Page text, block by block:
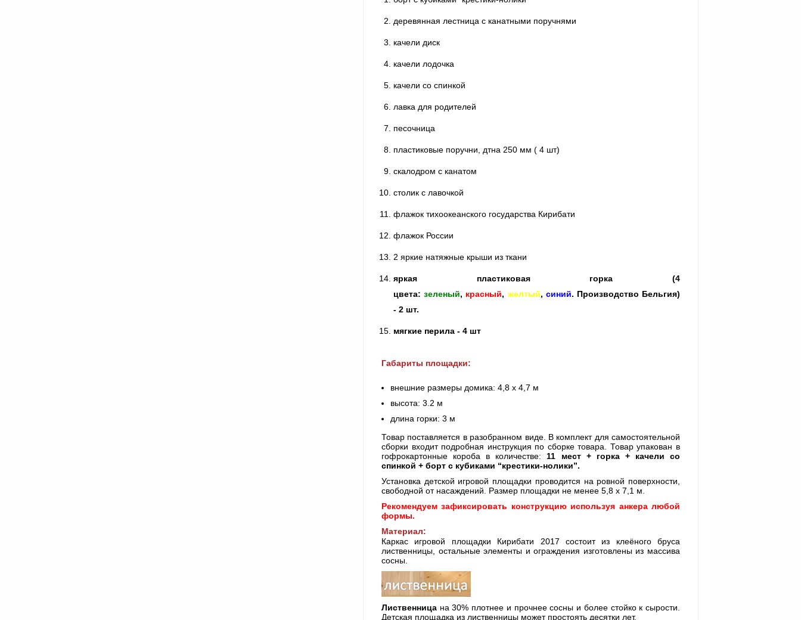
деревянная лестница с канатными поручнями
качели диск
качели лодочка
качели со спинкой
лавка для родителей
песочница
пластиковые поручни, дтна 250 мм ( 4 шт)
скалодром с канатом
столик с лавочкой
флажок тихоокеанского государства Кирибати
флажок России
2 яркие натяжные крыши из ткани
яркая пластиковая горка (4
цвета:зеленый, красный, желтый, синий. Производство Бельгия)
- 2 шт.
мягкие перила - 4 шт
Габариты площадки:
внешние размеры домика: 4,8 х 4,7 м
высота: 3.2 м
длина горки: 3 м
Товар поставляется в разобранном виде. В комплект для самостоятельной
сборки входит подробная инструкция по сборке товара. Товар упакован в
гофрокартонные короба в количестве: 11 мест + горка + качели со
спинкой + борт с кубиками “крестики-нолики”.
Установка детской игровой площадки проводится на ровной поверхности,
свободной от насаждений. Размер площадки не менее 5,8 х 7,1 м.
Рекомендуем зафиксировать конструкцию используя анкера любой
формы.
Материал:
Каркас игровой площадки Кирибати 2017 состоит из клеёного бруса
лиственницы, остальные элементы и ограждения изготовлены из массива
сосны.
Лиственница на 30% плотнее и прочнее сосны и более стойко к сырости.
Детская площадка из лиственницы может простоять десятки лет.